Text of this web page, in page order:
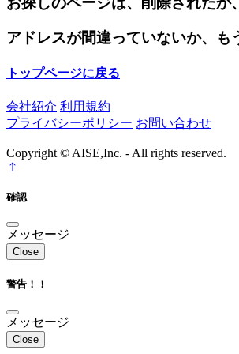
アドレスが間違っていないか、も
トップページに戻る
会社紹介 利用規約
プライバシーポリシー お問い合わせ
Copyright © AISE,Inc. - All rights reserved.
確認
メッセージ
Close
警告！！
メッセージ
Close